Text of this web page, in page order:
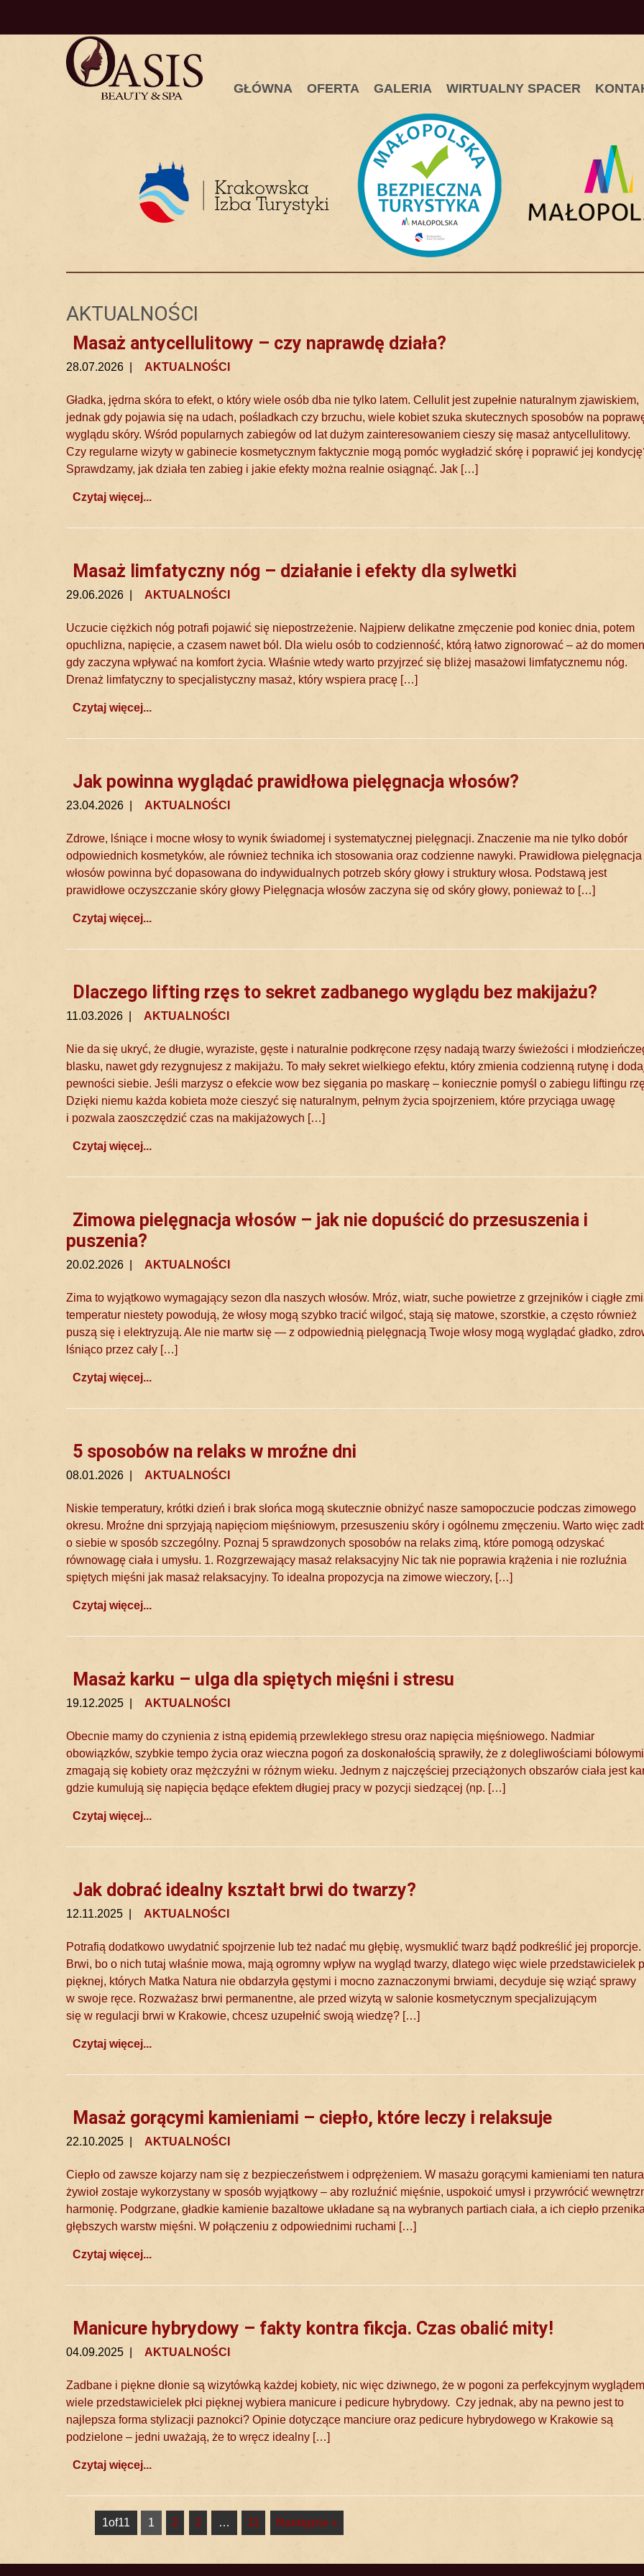
GŁÓWNA OFERTA GALERIA WIRTUALNY SPACER
AKTUALNOŚCI
Masaż antycellulitowy – czy naprawdę działa?
28.07.2026 AKTUALNOŚCI
Gładka, jędrna skóra to efekt, o który wiele osób dba nie tylko latem. Cellulit jest zupełnie naturalnym zjawiskiem,
jednak gdy pojawia się na udach, pośladkach czy brzuchu, wiele kobiet szuka skutecznych sposobów na
wyglądu skóry. Wśród popularnych zabiegów od lat dużym zainteresowaniem cieszy się masaż antycellulitowy.
Czy regularne wizyty w gabinecie kosmetycznym faktycznie mogą pomóc wygładzić skórę i poprawić jej
Sprawdzamy, jak działa ten zabieg i jakie efekty można realnie osiągnąć. Jak […]
Czytaj więcej...
Masaż limfatyczny nóg – działanie i efekty dla sylwetki
29.06.2026 AKTUALNOŚCI
Uczucie ciężkich nóg potrafi pojawić się niepostrzeżenie. Najpierw delikatne zmęczenie pod koniec dnia, potem
opuchlizna, napięcie, a czasem nawet ból. Dla wielu osób to codzienność, którą łatwo zignorować – aż do
gdy zaczyna wpływać na komfort życia. Właśnie wtedy warto przyjrzeć się bliżej masażowi limfatycznemu nóg.
Drenaż limfatyczny to specjalistyczny masaż, który wspiera pracę […]
Czytaj więcej...
Jak powinna wyglądać prawidłowa pielęgnacja włosów?
23.04.2026 AKTUALNOŚCI
Zdrowe, lśniące i mocne włosy to wynik świadomej i systematycznej pielęgnacji. Znaczenie ma nie tylko dobór
odpowiednich kosmetyków, ale również technika ich stosowania oraz codzienne nawyki. Prawidłowa pielęgnacja
włosów powinna być dopasowana do indywidualnych potrzeb skóry głowy i struktury włosa. Podstawą jest
prawidłowe oczyszczanie skóry głowy Pielęgnacja włosów zaczyna się od skóry głowy, ponieważ to […]
Czytaj więcej...
Dlaczego lifting rzęs to sekret zadbanego wyglądu bez makijażu?
11.03.2026 AKTUALNOŚCI
Nie da się ukryć, że długie, wyraziste, gęste i naturalnie podkręcone rzęsy nadają twarzy świeżości i
blasku, nawet gdy rezygnujesz z makijażu. To mały sekret wielkiego efektu, który zmienia codzienną rutynę i
pewności siebie. Jeśli marzysz o efekcie wow bez sięgania po maskarę – koniecznie pomyśl o zabiegu liftingu
Dzięki niemu każda kobieta może cieszyć się naturalnym, pełnym życia spojrzeniem, które przyciąga uwagę
i pozwala zaoszczędzić czas na makijażowych […]
Czytaj więcej...
Zimowa pielęgnacja włosów – jak nie dopuścić do przesuszenia i
puszenia?
20.02.2026 AKTUALNOŚCI
Zima to wyjątkowo wymagający sezon dla naszych włosów. Mróz, wiatr, suche powietrze z grzejników i ciągłe
temperatur niestety powodują, że włosy mogą szybko tracić wilgoć, stają się matowe, szorstkie, a często również
puszą się i elektryzują. Ale nie martw się — z odpowiednią pielęgnacją Twoje włosy mogą wyglądać gładko,
lśniąco przez cały […]
Czytaj więcej...
5 sposobów na relaks w mroźne dni
08.01.2026 AKTUALNOŚCI
Niskie temperatury, krótki dzień i brak słońca mogą skutecznie obniżyć nasze samopoczucie podczas zimowego
okresu. Mroźne dni sprzyjają napięciom mięśniowym, przesuszeniu skóry i ogólnemu zmęczeniu. Warto więc
o siebie w sposób szczególny. Poznaj 5 sprawdzonych sposobów na relaks zimą, które pomogą odzyskać
równowagę ciała i umysłu. 1. Rozgrzewający masaż relaksacyjny Nic tak nie poprawia krążenia i nie rozluźnia
spiętych mięśni jak masaż relaksacyjny. To idealna propozycja na zimowe wieczory, […]
Czytaj więcej...
Masaż karku – ulga dla spiętych mięśni i stresu
19.12.2025 AKTUALNOŚCI
Obecnie mamy do czynienia z istną epidemią przewlekłego stresu oraz napięcia mięśniowego. Nadmiar
obowiązków, szybkie tempo życia oraz wieczna pogoń za doskonałością sprawiły, że z dolegliwościami bólowymi
zmagają się kobiety oraz mężczyźni w różnym wieku. Jednym z najczęściej przeciążonych obszarów ciała jest
gdzie kumulują się napięcia będące efektem długiej pracy w pozycji siedzącej (np. […]
Czytaj więcej...
Jak dobrać idealny kształt brwi do twarzy?
12.11.2025 AKTUALNOŚCI
Potrafią dodatkowo uwydatnić spojrzenie lub też nadać mu głębię, wysmuklić twarz bądź podkreślić jej proporcje.
Brwi, bo o nich tutaj właśnie mowa, mają ogromny wpływ na wygląd twarzy, dlatego więc wiele przedstawicielek
pięknej, których Matka Natura nie obdarzyła gęstymi i mocno zaznaczonymi brwiami, decyduje się wziąć sprawy
w swoje ręce. Rozważasz brwi permanentne, ale przed wizytą w salonie kosmetycznym specjalizującym
się w regulacji brwi w Krakowie, chcesz uzupełnić swoją wiedzę? […]
Czytaj więcej...
Masaż gorącymi kamieniami – ciepło, które leczy i relaksuje
22.10.2025 AKTUALNOŚCI
Ciepło od zawsze kojarzy nam się z bezpieczeństwem i odprężeniem. W masażu gorącymi kamieniami ten
żywioł zostaje wykorzystany w sposób wyjątkowy – aby rozluźnić mięśnie, uspokoić umysł i przywrócić
harmonię. Podgrzane, gładkie kamienie bazaltowe układane są na wybranych partiach ciała, a ich ciepło
głębszych warstw mięśni. W połączeniu z odpowiednimi ruchami […]
Czytaj więcej...
Manicure hybrydowy – fakty kontra fikcja. Czas obalić mity!
04.09.2025 AKTUALNOŚCI
Zadbane i piękne dłonie są wizytówką każdej kobiety, nic więc dziwnego, że w pogoni za perfekcyjnym
wiele przedstawicielek płci pięknej wybiera manicure i pedicure hybrydowy. Czy jednak, aby na pewno jest to
najlepsza forma stylizacji paznokci? Opinie dotyczące manciure oraz pedicure hybrydowego w Krakowie są
podzielone – jedni uważają, że to wręcz idealny […]
Czytaj więcej...
1of11 1 2 3 … 11 Następne »